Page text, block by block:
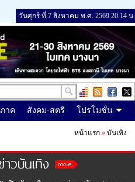
วันศุกร์ ที่ 7 สิงหาคม พ.ศ. 2569 20:14 น.
าค สังคม-สตรี โปรโมชั่น
หน้าแรก » บันเทิง
วบันเทิง